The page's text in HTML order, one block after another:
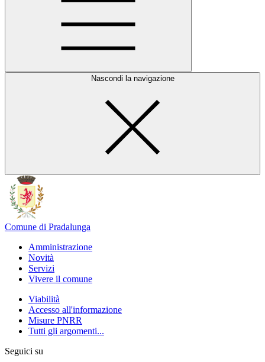
Nascondi la navigazione
Comune di Pradalunga
Amministrazione
Novità
Servizi
Vivere il comune
Viabilità
Accesso all'informazione
Misure PNRR
Tutti gli argomenti...
Seguici su